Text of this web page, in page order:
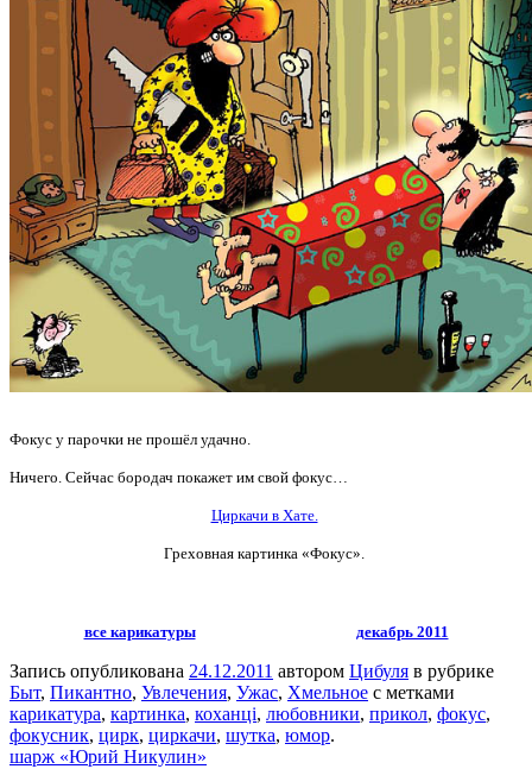
Фокус у парочки не прошёл удачно.
Ничего. Сейчас бородач покажет им свой фокус…
Циркачи в Хате.
Греховная картинка «Фокус».
все карикатуры декабрь 2011
Запись опубликована 24.12.2011 автором Цибуля в рубрике
Быт, Пикантно, Увлечения, Ужас, Хмельное с метками
карикатура, картинка, коханці, любовники, прикол, фокус,
фокусник, цирк, циркачи, шутка, юмор.
шарж «Юрий Никулин»